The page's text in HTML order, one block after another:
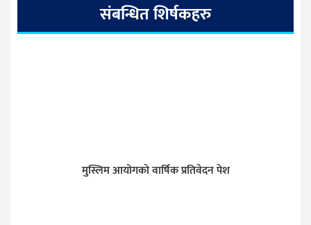
संबन्धित शिर्षकहरु
मुस्लिम आयोगकाे वार्षिक प्रतिवेदन पेश